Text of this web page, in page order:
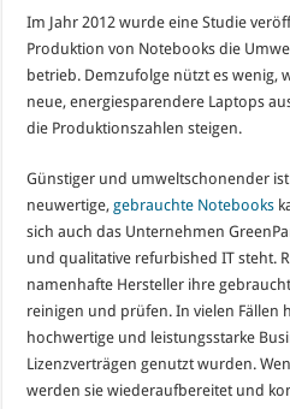
Im Jahr 2012 wurde eine Studie
Produktion von Notebooks die
betrieb. Demzufolge nützt es wenig,
neue, energiesparendere Laptops
die Produktionszahlen steigen.
Günstiger und umweltschonender
neuwertige,gebrauchte Notebooks
sich auch das Unternehmen
und qualitative refurbished IT steht.
namenhafte Hersteller ihre
reinigen und prüfen. In vielen Fällen
hochwertige und leistungsstarke
Lizenzverträgen genutzt wurden.
werden sie wiederaufbereitet und